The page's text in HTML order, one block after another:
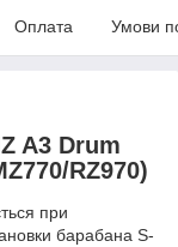
Оплата Умови
A3 Drum
RZ970)
при
барабана S-